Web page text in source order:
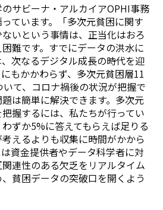
サビーナ・アルカイアOPHI事務
ています。「多次元貧困に関す
いという事情は、正当化はおろ
難です。すでにデータの洪水に
次なるデジタル成長の時代を迎
もかかわらず、多次元貧困層11
て、コロナ禍後の状況が把握で
は簡単に解決できます。多次元
握するには、私たちが行ってい
ずか5%に答えてもらえば足りる
えるよりも収集に時間がかから
資金提供者やデータ科学者に対
連性のある欠乏をリアルタイム
貧困データの突破口を開くよう